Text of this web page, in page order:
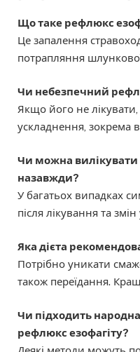
Що таке рефлюкс
Це запалення
потрапляння
Чи небезпечний
Якщо його не
ускладнення, зокрема
Чи можна вилікувати
назавжди?
У багатьох випадках
після лікування та
Яка дієта
Потрібно уникати
також переїдання.
Чи підходить
рефлюкс езофагіту?